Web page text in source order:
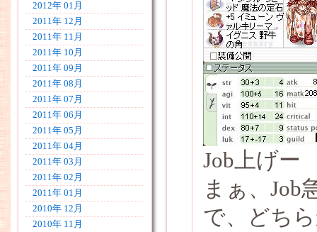
2012年 01月
2011年 12月
2011年 11月
2011年 10月
2011年 09月
2011年 08月
2011年 07月
2011年 06月
2011年 05月
2011年 04月
2011年 03月
2011年 02月
2011年 01月
2010年 12月
2010年 11月
Job上げー
まぁ、Job
で、どち